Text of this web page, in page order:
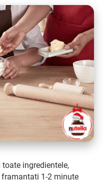
ingredientele,
framantati 1-2 minute